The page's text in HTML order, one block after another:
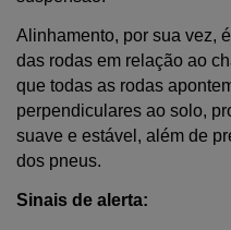
Alinhamento, por sua vez,
das rodas em relação ao
que todas as rodas
perpendiculares ao solo,
suave e estável, além de
dos pneus.
Sinais de alerta: